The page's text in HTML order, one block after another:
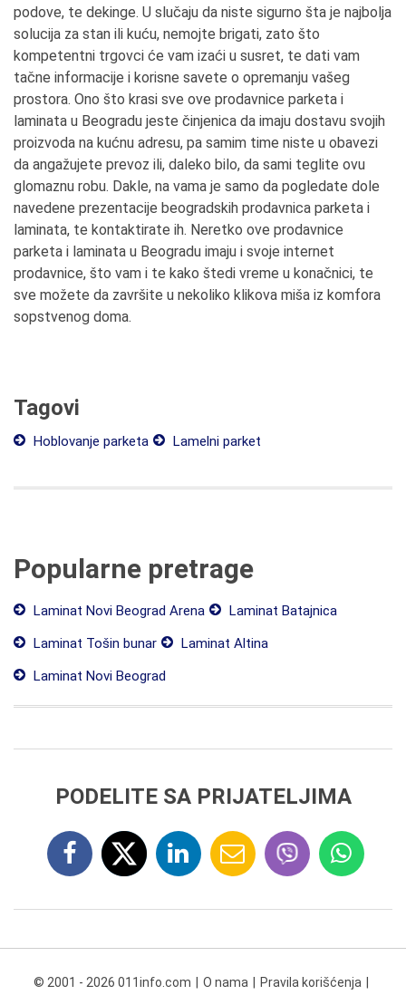
podove, te dekinge. U slučaju da niste sigurno šta je najbolja
solucija za stan ili kuću, nemojte brigati, zato što
kompetentni trgovci će vam izaći u susret, te dati vam
tačne informacije i korisne savete o opremanju vašeg
prostora. Ono što krasi sve ove prodavnice parketa i
laminata u Beogradu jeste činjenica da imaju dostavu svojih
proizvoda na kućnu adresu, pa samim time niste u obavezi
da angažujete prevoz ili, daleko bilo, da sami teglite ovu
glomaznu robu. Dakle, na vama je samo da pogledate dole
navedene prezentacije beogradskih prodavnica parketa i
laminata, te kontaktirate ih. Neretko ove prodavnice
parketa i laminata u Beogradu imaju i svoje internet
prodavnice, što vam i te kako štedi vreme u konačnici, te
sve možete da završite u nekoliko klikova miša iz komfora
sopstvenog doma.
Tagovi
Hoblovanje parketa Lamelni parket
Popularne pretrage
Laminat Novi Beograd Arena
Laminat Batajnica
Laminat Tošin bunar
Laminat Altina
Laminat Novi Beograd
PODELITE SA PRIJATELJIMA
© 2001 - 2026 011info.com O nama Pravila korišćenja